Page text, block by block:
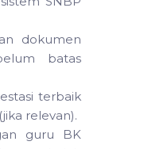
dokumen
batas
terbaik
relevan).
guru BK